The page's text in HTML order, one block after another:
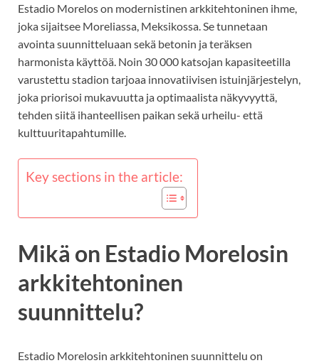
Estadio Morelos on modernistinen arkkitehtoninen ihme,
joka sijaitsee Moreliassa, Meksikossa. Se tunnetaan
avointa suunnitteluaan sekä betonin ja teräksen
harmonista käyttöä. Noin 30 000 katsojan kapasiteetilla
varustettu stadion tarjoaa innovatiivisen istuinjärjestelyn,
joka priorisoi mukavuutta ja optimaalista näkyvyyttä,
tehden siitä ihanteellisen paikan sekä urheilu- että
kulttuuritapahtumille.
Key sections in the article:
Mikä on Estadio Morelosin
arkkitehtoninen
suunnittelu?
Estadio Morelosin arkkitehtoninen suunnittelu on